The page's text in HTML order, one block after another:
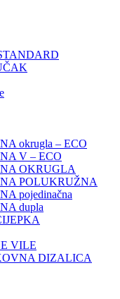
okrugla – ECO
V – ECO
OKRUGLA
POLUKRUŽNA
pojedinačna
dupla
VILE
DIZALICA